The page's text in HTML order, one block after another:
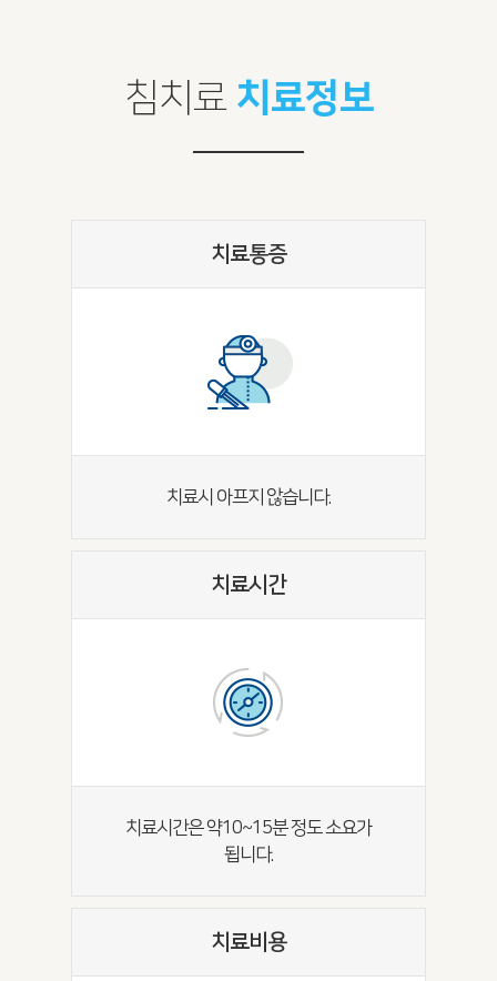
침치료 치료정보
치료통증
치료시 아프지 않습니다.
치료시간
치료시간은 약10~15분 정도 소요가
됩니다.
치료비용